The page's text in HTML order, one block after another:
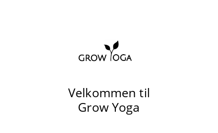
Velkommen til
Grow Yoga